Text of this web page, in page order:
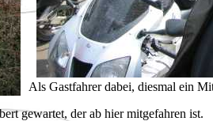
Als Gastfahrer dabei, diesmal ein
gewartet, der ab hier mitgefahren ist.